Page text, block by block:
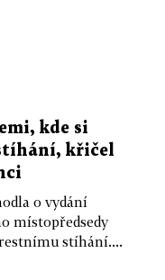
kde si
křičel
o vydání
místopředsedy
stíhání....